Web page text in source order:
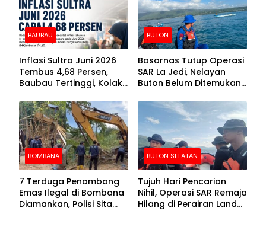
BAUBAU
Inflasi Sultra Juni 2026
Tembus 4,68 Persen,
Baubau Tertinggi, Kolaka
BUTON
Basarnas Tutup Operasi
SAR La Jedi, Nelayan
Buton Belum Ditemukan
BOMBANA
7 Terduga Penambang
Emas Ilegal di Bombana
Diamankan, Polisi Sita
BUTON SELATAN
Tujuh Hari Pencarian
Nihil, Operasi SAR Remaja
Hilang di Perairan Lande